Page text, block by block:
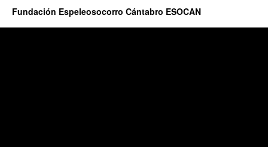
Fundación Espeleosocorro Cántabro ESOCAN